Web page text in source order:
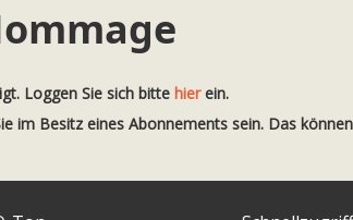
Loggen Sie sich bitte hierein.
im Besitz eines Abonnements sein. Das